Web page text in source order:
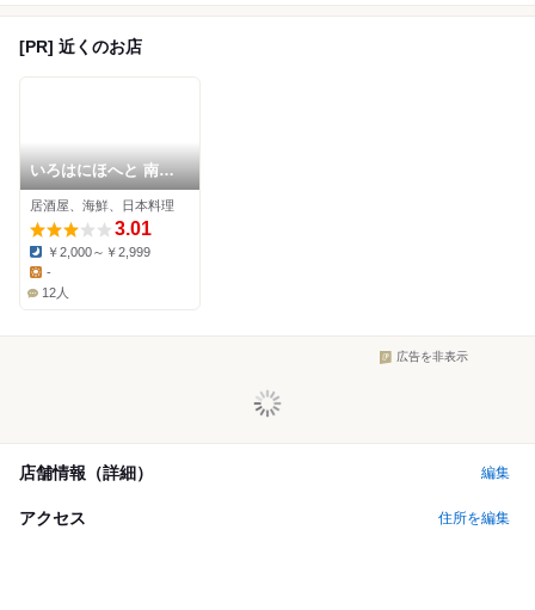
[PR] 近くのお店
いろはにほへと 南稚
内店
居酒屋、海鮮、日本料理
3.01
Dinner:
￥2,000～￥2,999
Lunch:
-
12人
広告を非表示
店舗情報（詳細） 編集
アクセス 住所を編集